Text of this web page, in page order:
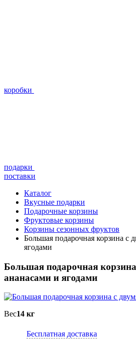
коробки
подарки
поставки
Каталог
Вкусные подарки
Подарочные корзины
Фруктовые корзины
Корзины сезонных фруктов
Большая подарочная корзина с
ягодами
Большая подарочная
ананасами и ягодами
Вес14 кг
Бесплатная доставка